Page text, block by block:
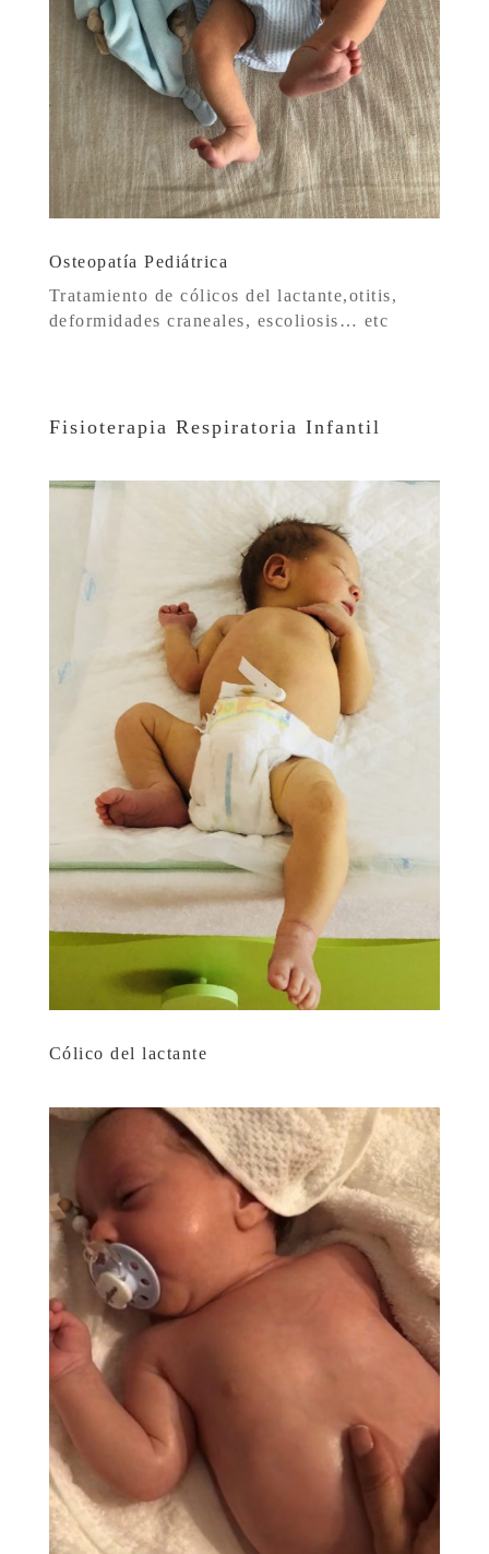
Osteopatía Pediátrica
Tratamiento de cólicos del lactante,otitis,
deformidades craneales, escoliosis… etc
Fisioterapia Respiratoria Infantil
Cólico del lactante